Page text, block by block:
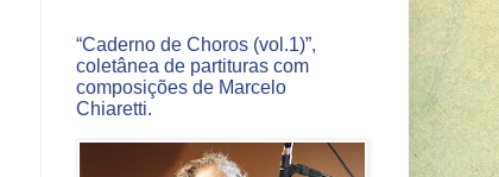
“Caderno de Choros (vol.1)”,
coletânea de partituras com
composições de Marcelo
Chiaretti.